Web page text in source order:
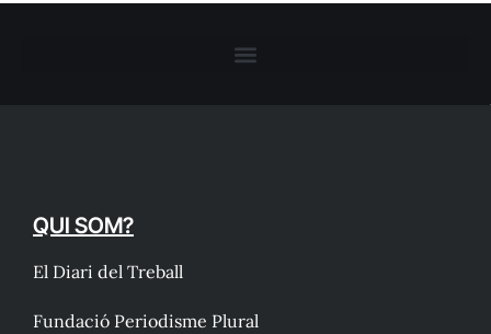
QUI SOM?
El Diari del Treball
Fundació Periodisme Plural